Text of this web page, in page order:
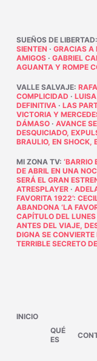
SUEÑOS DE LIBERTAD:
SIENTEN · GRACIAS A
AMIGOS· GABRIEL
AGUANTA Y ROMPE
VALLE SALVAJE:
COMPLICIDAD ·
DEFINITIVA· LAS
VICTORIA Y
DÁMASO· AVANCE
DESQUICIADO,
BRAULIO, EN SHOCK,
MI ZONA TV: ‘BARRIO
DE ABRIL EN UNA
SERÁ EL GRAN
ATRESPLAYER·
FAVORITA 1922’:
ABANDONA ‘LA
CAPÍTULO DEL
ANTES DEL VIAJE,
DIGNA SE
TERRIBLE SECRETO
INICIO
QUÉ
ES